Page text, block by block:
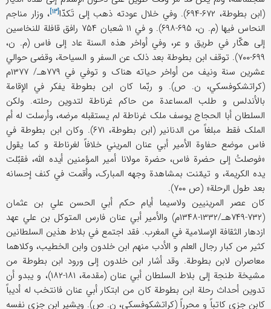
(ابن بطوطة، ۶۷۲-۶۹۴). وفي خلال عودته ذهب إلی
تَکدّا[۱۳]
، وزار مناجم
النحاس فیها (م. ن، ۶۹۵-۶۹۸). و في ۱۱ شعبان ۷۵۴ رافق قافلة للنخاسین
إلی هکّار في طریق و عر، وفي أواخر هذه السنة عاد إلی فاس (م. ن،
۶۹۹-۷۰۰). توقف ابن بطوطة بعد ذلک عن السفر و السیاحة، وقضی حوالي
عشرین سنة ونیف من أواخر حیاته هناک و توفي في ۷۷۹هـ/ ۱۳۷۷م
(کراتشکوفسکي، ن. ص). و ربّما کان ابن بطوطة یفکر في الإقامة
بالأندلس و طلب المساعدة من حاکم غرناطة لتدوین رحلته. ولکن
السلطان أبا الحجاج یوسف ملک غرناطة لم یستقبله مرضه، وأرسلت له أم
الملک فقط مبلغاً من الدنانیر (ابن بطوطة، ۶۷۱). وکان ابن بطوطة في
فاس موضع حفاوة الأمیر أبي عنان المریني خلافاً لغرناطة و کما یقول
«فوصلتُ إلی حضرة فاس، حضرة مولانا أمیر المؤمنین أیده الله، فقبّلت
یده الکریمة، و تیمّنت بمشاهدة وجهه المبارک، وأقمت في کنف إحسانه
بعد طول الرحلة« (ص ۷۰۰).
کان عصر المرینیین ولاسیما أیام حکم أبي الحسن علي بن عثمان
(۷۳۲-۷۴۹هـ/۱۳۳۲-۱۳۴۸م) والأمیر أبي عنان فارس المتوکل بن علي عهد
ازدهار الثقافة الإسلامیة في المغرب. فقد اجتمع في بلاط هذین السلطانین
کثیر من کبار رجال العلم و الأدب منهم ابن خلدون وابن الخطیب، وکلاهما
معاصران لابن بطوطة. وقد أشار ابن خلدون إلی ورود ابن بطوطة من
مشیخة طنجة إلی بلاط السلطان أبي عنان (مقدمة، ۱۸۱-۱۸۲)، و یبدو أن
تدوین أحداث رحلة ابن بطوطة کان من ابتکار أبي عنان فانتخب له أدیباً
کابن جزي کاتباً و محرراً (کراتشکوفسکي، ن. ص). ویشیر ابن جزي نفسه